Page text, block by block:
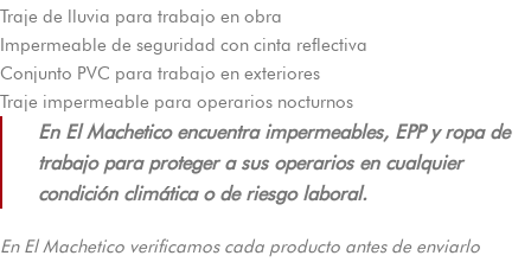
Traje de lluvia para trabajo en obra
Impermeable de seguridad con cinta reflectiva
Conjunto PVC para trabajo en exteriores
Traje impermeable para operarios nocturnos
En El Machetico encuentra impermeables, EPP y ropa de
trabajo para proteger a sus operarios en cualquier
condición climática o de riesgo laboral.
En El Machetico verificamos cada producto antes de enviarlo